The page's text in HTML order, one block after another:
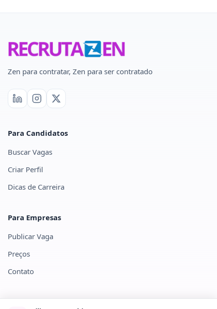
Zen para contratar, Zen para ser contratado
Para Candidatos
Buscar Vagas
Criar Perfil
Dicas de Carreira
Para Empresas
Publicar Vaga
Preços
Contato